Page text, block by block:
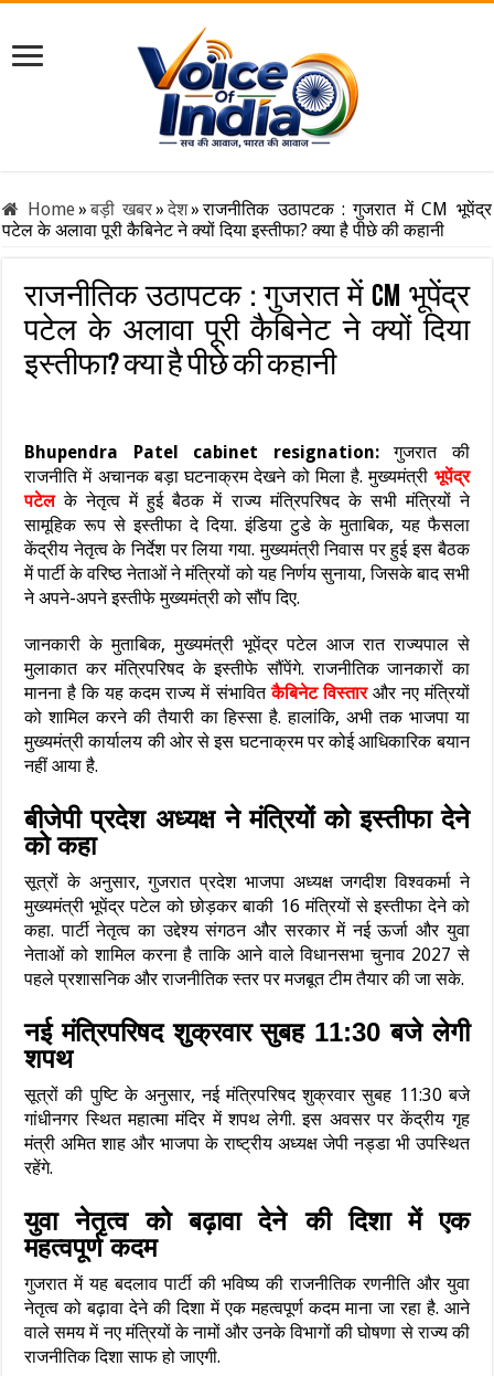
Home»बड़ी खबर» देश» राजनीतिक उठापटक : गुजरात में CM भूपेंद्र
पटेल के अलावा पूरी कैबिनेट ने क्यों दिया इस्तीफा? क्या है पीछे की कहानी
राजनीतिक उठापटक : गुजरात में CM भूपेंद्र
पटेल के अलावा पूरी कैबिनेट ने क्यों दिया
इस्तीफा? क्या है पीछे की कहानी
Bhupendra Patel cabinet resignation:गुजरात की
राजनीति में अचानक बड़ा घटनाक्रम देखने को मिला है. मुख्यमंत्री भूपेंद्र
पटेलके नेतृत्व में हुई बैठक में राज्य मंत्रिपरिषद के सभी मंत्रियों ने
सामूहिक रूप से इस्तीफा दे दिया. इंडिया टुडे के मुताबिक, यह फैसला
केंद्रीय नेतृत्व के निर्देश पर लिया गया. मुख्यमंत्री निवास पर हुई इस बैठक
में पार्टी के वरिष्ठ नेताओं ने मंत्रियों को यह निर्णय सुनाया, जिसके बाद सभी
ने अपने-अपने इस्तीफे मुख्यमंत्री को सौंप दिए.
जानकारी के मुताबिक, मुख्यमंत्री भूपेंद्र पटेल आज रात राज्यपाल से
मुलाकात कर मंत्रिपरिषद के इस्तीफे सौंपेंगे. राजनीतिक जानकारों का
मानना है कि यह कदम राज्य में संभावितकैबिनेट विस्तारऔर नए मंत्रियों
को शामिल करने की तैयारी का हिस्सा है. हालांकि, अभी तक भाजपा या
मुख्यमंत्री कार्यालय की ओर से इस घटनाक्रम पर कोई आधिकारिक बयान
नहीं आया है.
बीजेपी प्रदेश अध्यक्ष ने मंत्रियों को इस्तीफा देने
को कहा
सूत्रों के अनुसार, गुजरात प्रदेश भाजपा अध्यक्ष जगदीश विश्वकर्मा ने
मुख्यमंत्री भूपेंद्र पटेल को छोड़कर बाकी 16 मंत्रियों से इस्तीफा देने को
कहा. पार्टी नेतृत्व का उद्देश्य संगठन और सरकार में नई ऊर्जा और युवा
नेताओं को शामिल करना है ताकि आने वाले विधानसभा चुनाव 2027 से
पहले प्रशासनिक और राजनीतिक स्तर पर मजबूत टीम तैयार की जा सके.
नई मंत्रिपरिषद शुक्रवार सुबह 11:30 बजे लेगी
शपथ
सूत्रों की पुष्टि के अनुसार, नई मंत्रिपरिषद शुक्रवार सुबह 11:30 बजे
गांधीनगर स्थित महात्मा मंदिर में शपथ लेगी. इस अवसर पर केंद्रीय गृह
मंत्री अमित शाह और भाजपा के राष्ट्रीय अध्यक्ष जेपी नड्डा भी उपस्थित
रहेंगे.
युवा नेतृत्व को बढ़ावा देने की दिशा में एक
महत्वपूर्ण कदम
गुजरात में यह बदलाव पार्टी की भविष्य की राजनीतिक रणनीति और युवा
नेतृत्व को बढ़ावा देने की दिशा में एक महत्वपूर्ण कदम माना जा रहा है. आने
वाले समय में नए मंत्रियों के नामों और उनके विभागों की घोषणा से राज्य की
राजनीतिक दिशा साफ हो जाएगी.